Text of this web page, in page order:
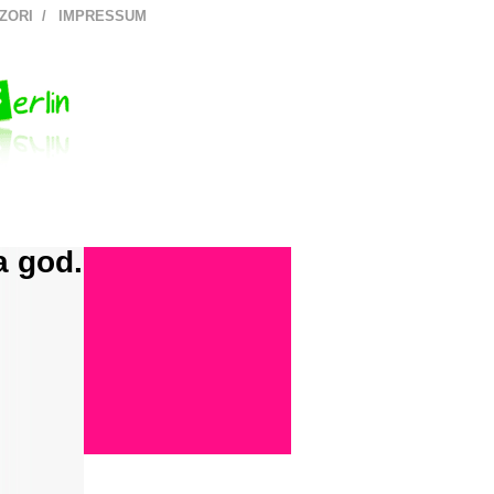
IMPRESSUM
god.